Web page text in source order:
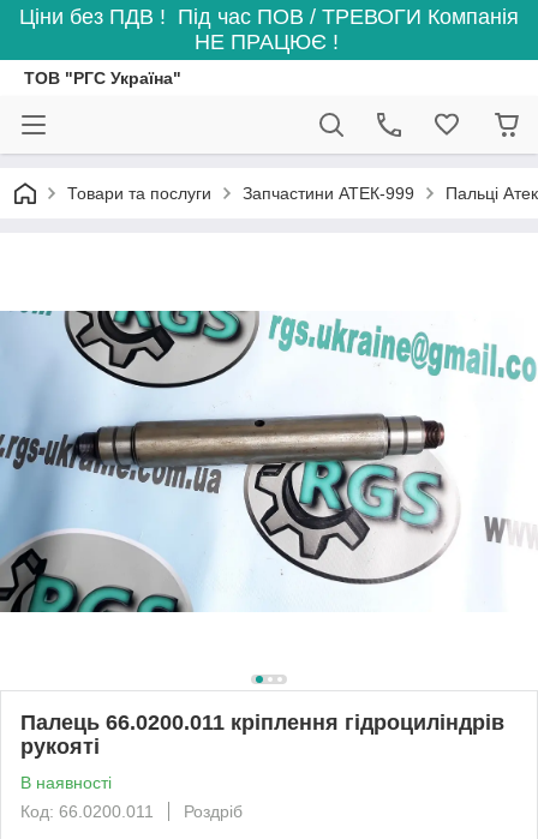
Ціни без ПДВ ! Під час ПОВ / ТРЕВОГИ Компанія
НЕ ПРАЦЮЄ !
ТОВ "РГС Україна"
Товари та послуги Запчастини АТЕК-999 Пальці
Палець 66.0200.011 кріплення гідроциліндрів
рукояті
В наявності
Код: 66.0200.011
Роздріб